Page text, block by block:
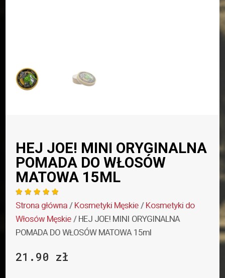
HEJ JOE! MINI ORYGINALNA
POMADA DO WŁOSÓW
MATOWA 15ML
    
Strona główna / Kosmetyki Męskie / Kosmetyki do
Włosów Męskie / HEJ JOE! MINI ORYGINALNA
POMADA DO WŁOSÓW MATOWA 15ml
21.90 zł